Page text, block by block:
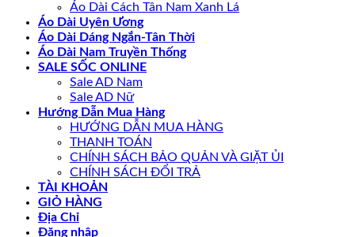
Áo Dài Cách Tân Nam Xanh Lá
Áo Dài Uyên Ương
Áo Dài Dáng Ngắn-Tân Thời
Áo Dài Nam Truyền Thống
SALE SỐC ONLINE
Sale AD Nam
Sale AD Nữ
Hướng Dẫn Mua Hàng
HƯỚNG DẪN MUA HÀNG
THANH TOÁN
CHÍNH SÁCH BẢO QUẢN VÀ GIẶT ỦI
CHÍNH SÁCH ĐỔI TRẢ
TÀI KHOẢN
GIỎ HÀNG
Địa Chỉ
Đăng nhập